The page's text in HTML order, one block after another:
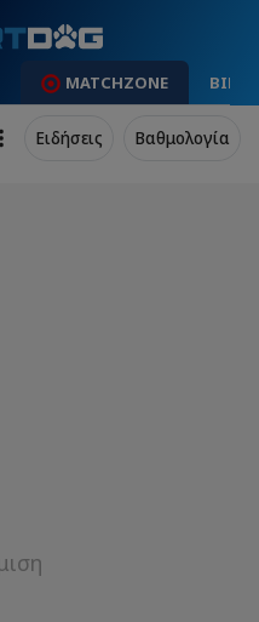
MATCHZONE
Ειδήσεις Βαθμολογία